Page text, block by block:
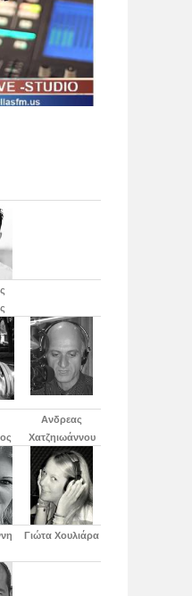
Ανδρεας
Χατζηιωάννου
Γιώτα Χουλιάρα